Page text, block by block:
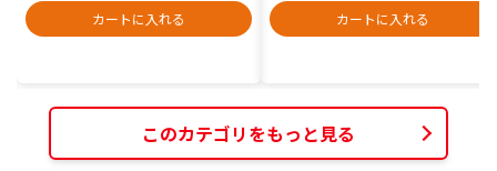
カートに入れる
カートに入れる
このカテゴリをもっと見る